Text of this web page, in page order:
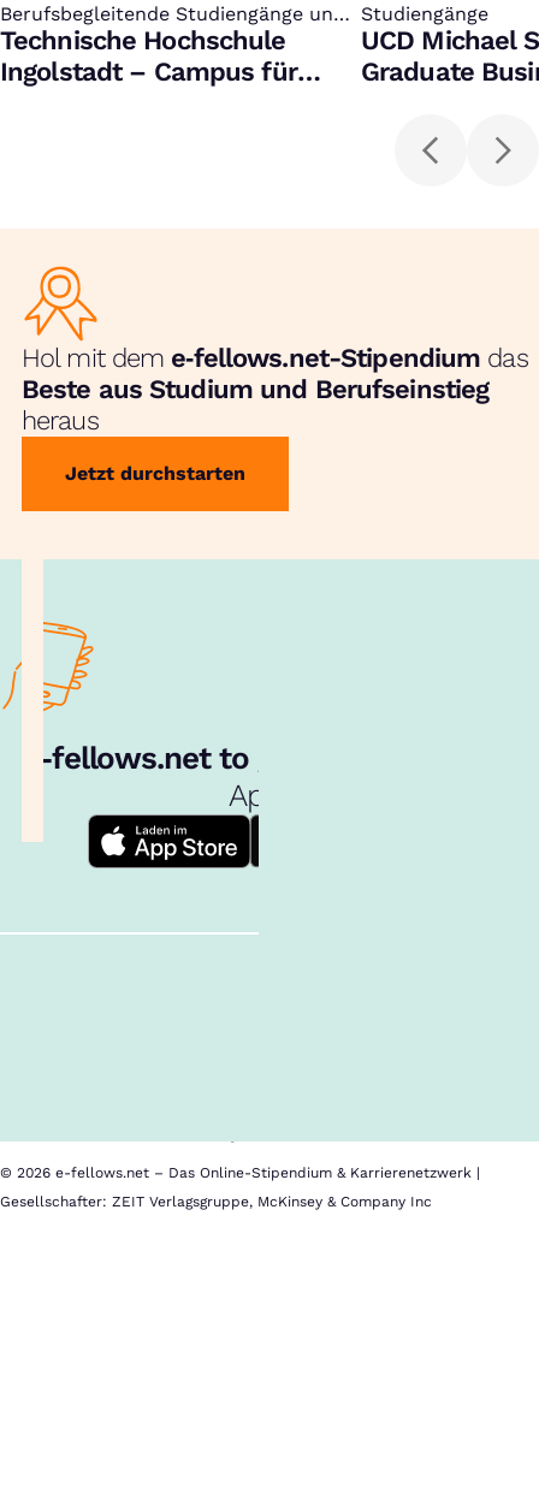
Berufsbegleitende Studiengänge und
Zertifikate
:
Technische Hochschule
Ingolstadt – Campus für
Studiengänge
:
UCD Michael
Graduate
Hol mit dem e‑fellows.net-Stipendium das
Beste aus Studium und Berufseinstieg
heraus
Jetzt durchstarten
e‑fellows.net to go:
App!
© 2026 e-fellows.net – Das Online-Stipendium & Karrierenetzwerk |
Gesellschafter: ZEIT Verlagsgruppe, McKinsey & Company Inc